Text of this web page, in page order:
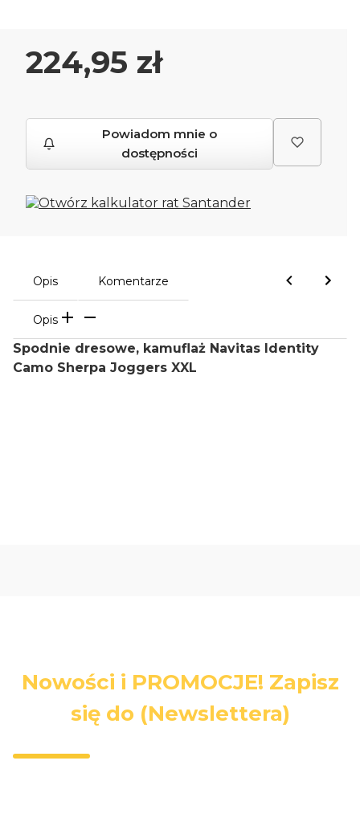
Cena
224,95 zł
Powiadom mnie o
dostępności
Opis Komentarze
Opis
Spodnie dresowe, kamuflaż Navitas Identity
Camo Sherpa Joggers XXL
Nowości i PROMOCJE! Zapisz
się do (Newslettera)